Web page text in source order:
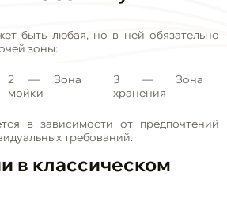
быть любая, но в ней обязательно
зоны:
2 — Зона
мойки
3 — Зона
хранения
в зависимости от предпочтений
требований.
в классическом